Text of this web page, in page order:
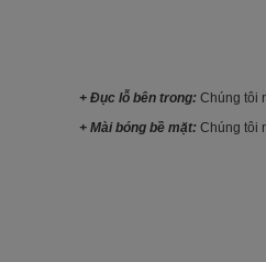
+ Đục lỗ bên trong: Chúng tôi
+ Mài bóng bề mặt: Chúng tôi